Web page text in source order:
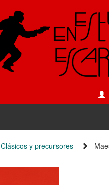
Clásicos y precursores